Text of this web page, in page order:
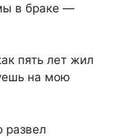
в браке —
пять лет жил
на мою
развел